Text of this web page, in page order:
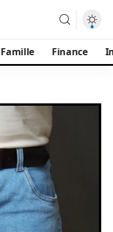
Famille Finance